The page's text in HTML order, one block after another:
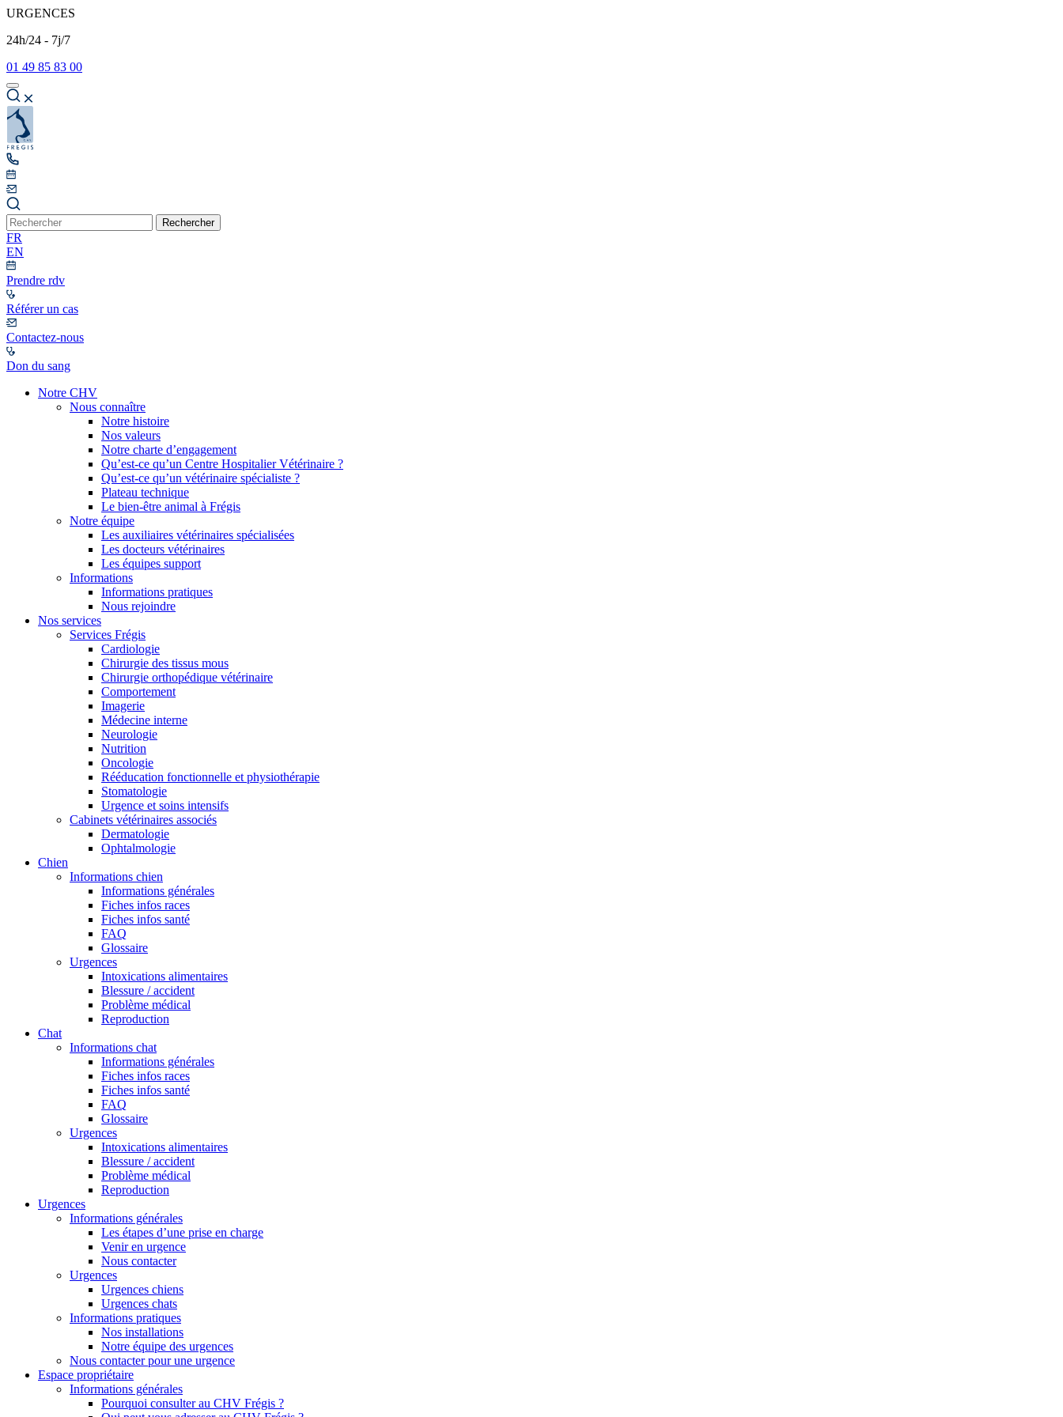
URGENCES
24h/24 - 7j/7
01 49 85 83 00
Rechercher
FR
EN
Prendre rdv
Référer un cas
Contactez-nous
Don du sang
Notre CHV
Nous connaître
Notre histoire
Nos valeurs
Notre charte d’engagement
Qu’est-ce qu’un Centre Hospitalier Vétérinaire ?
Qu’est-ce qu’un vétérinaire spécialiste ?
Plateau technique
Le bien-être animal à Frégis
Notre équipe
Les auxiliaires vétérinaires spécialisées
Les docteurs vétérinaires
Les équipes support
Informations
Informations pratiques
Nous rejoindre
Nos services
Services Frégis
Cardiologie
Chirurgie des tissus mous
Chirurgie orthopédique vétérinaire
Comportement
Imagerie
Médecine interne
Neurologie
Nutrition
Oncologie
Rééducation fonctionnelle et physiothérapie
Stomatologie
Urgence et soins intensifs
Cabinets vétérinaires associés
Dermatologie
Ophtalmologie
Chien
Informations chien
Informations générales
Fiches infos races
Fiches infos santé
FAQ
Glossaire
Urgences
Intoxications alimentaires
Blessure / accident
Problème médical
Reproduction
Chat
Informations chat
Informations générales
Fiches infos races
Fiches infos santé
FAQ
Glossaire
Urgences
Intoxications alimentaires
Blessure / accident
Problème médical
Reproduction
Urgences
Informations générales
Les étapes d’une prise en charge
Venir en urgence
Nous contacter
Urgences
Urgences chiens
Urgences chats
Informations pratiques
Nos installations
Notre équipe des urgences
Nous contacter pour une urgence
Espace propriétaire
Informations générales
Pourquoi consulter au CHV Frégis ?